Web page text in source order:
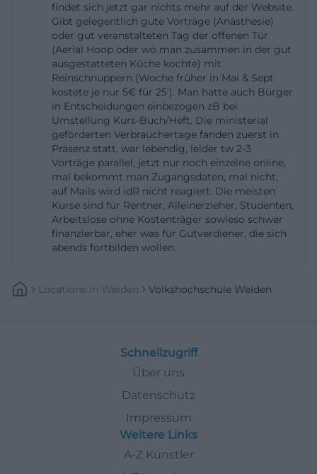
unterschiedliche Bürozeiten. Montag, Dienstag und
Donnerstag ist der Service vormittags und
nachmittags erreichbar, Mittwoch und Freitag
vormittags. Wer persönlich vorbeikommen möchte,
sollte diese Zeiten im Blick behalten und im Zweifel
kurz anrufen, bevor der Weg nach Weiden
angetreten wird. Die zentrale Telefonnummer
lautet 0961 48178-0, zusätzlich ist die E-Mail-
Adresse info@vhs-weiden-neustadt.de auf der
offiziellen Seite und auf der städtischen
Informationsseite hinterlegt. Das macht die
Kontaktaufnahme einfach und zeigt zugleich, dass
die Einrichtung klassisch vor Ort und digital
(https://www.vhs-weiden-neustadt.de/))
Luitpoldstraße 24 in 92637 Weiden i.d.OPf. Die Stadt
Weiden nennt dort ausdrücklich die
Das ist für Suchende wichtig, weil die Organisation
findet sich jetzt gar nichts mehr auf der Website.
Gibt gelegentlich gute Vorträge (Anästhesie)
oder gut veranstalteten Tag der offenen Tür
(Aerial Hoop oder wo man zusammen in der gut
ausgestatteten Küche kochte) mit
Reinschnuppern (Woche früher in Mai & Sept
kostete je nur 5€ für 25'). Man hatte auch Bürger
in Entscheidungen einbezogen zB bei
Umstellung Kurs-Buch/Heft. Die ministerial
geförderten Verbrauchertage fanden zuerst in
Präsenz statt, war lebendig, leider tw 2-3
Vorträge parallel, jetzt nur noch einzelne online,
mal bekommt man Zugangsdaten, mal nicht,
auf Mails wird idR nicht reagiert. Die meisten
Kurse sind für Rentner, Alleinerzieher, Studenten,
Arbeitslose ohne Kostenträger sowieso schwer
finanzierbar, eher was für Gutverdiener, die sich
abends fortbilden wollen.
Locations In Weiden Volkshochschule Weiden
Schnellzugriff
Über uns
Datenschutz
Impressum
Weitere Links
A-Z Künstler